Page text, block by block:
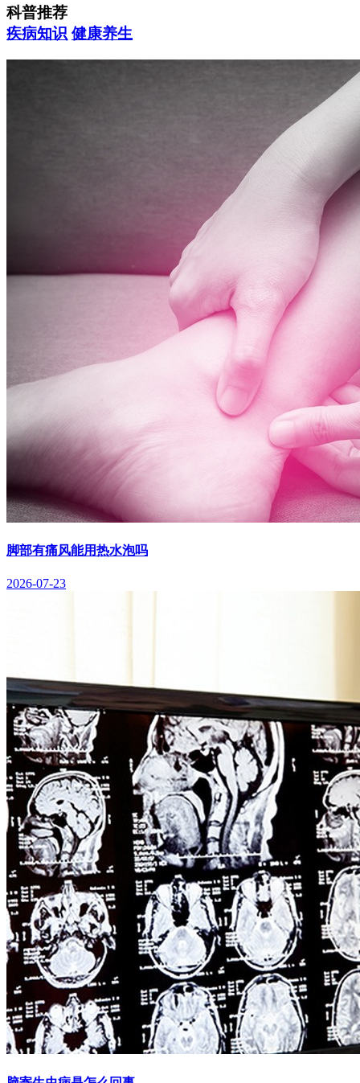
科普推荐
疾病知识 健康养生
脚部有痛风能用热水泡吗
2026-07-23